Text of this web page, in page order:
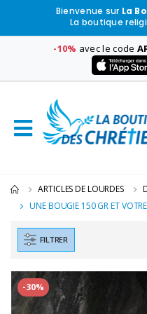
Bienvenue sur La
La boutique
-10% avec le code
ARTICLES DE LOURDES
UNE BOUGIE 150 GR ET
FILTRER
-30%